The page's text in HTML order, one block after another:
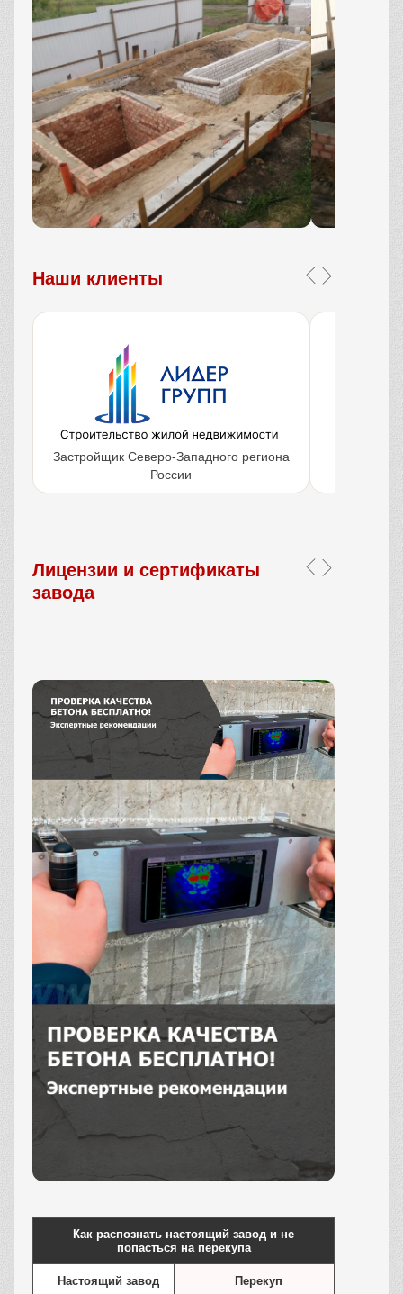
Наши клиенты
Застройщик Северо-Западного региона
России
Лицензии и сертификаты
завода
Как распознать настоящий завод и не
попасться на перекупа
Настоящий завод Перекуп